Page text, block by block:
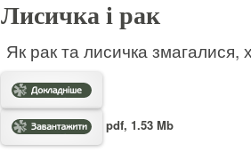
Лисичка і рак
Як рак та лисичка
pdf, 1.53 Mb